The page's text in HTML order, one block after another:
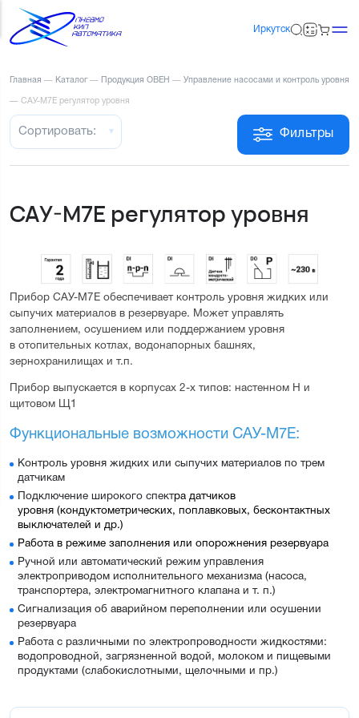
Иркутск
Главная — Каталог — Продукция ОВЕН — Управление насосами и контроль уровня
— САУ-М7Е регулятор уровня
Фильтры
Сортировать:
САУ-М7Е регулятор уровня
Прибор САУ-М7Е обеспечивает контроль уровня жидких или
сыпучих материалов в резервуаре. Может управлять
заполнением, осушением или поддержанием уровня
в отопительных котлах, водонапорных башнях,
зернохранилищах и т.п.
Прибор выпускается в корпусах 2-х типов: настенном Н и
щитовом Щ1
Функциональные возможности САУ-М7Е:
Контроль уровня жидких или сыпучих материалов по трем
датчикам
Подключение широкого спектра датчиков
уровня (кондуктометрических, поплавковых, бесконтактных
выключателей и др.)
Работа в режиме заполнения или опорожнения резервуара
Ручной или автоматический режим управления
электроприводом исполнительного механизма (насоса,
транспортера, электромагнитного клапана и т. п.)
Сигнализация об аварийном переполнении или осушении
резервуара
Работа с различными по электропроводности жидкостями:
водопроводной, загрязненной водой, молоком и пищевыми
продуктами (слабокислотными, щелочными и пр.)